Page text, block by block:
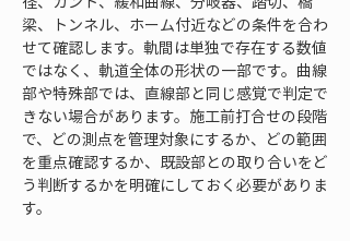
梁、トンネル、ホーム付近などの条件を合わ
せて確認します。軌間は単独で存在する数値
ではなく、軌道全体の形状の一部です。曲線
部や特殊部では、直線部と同じ感覚で判定で
きない場合があります。施工前打合せの段階
で、どの測点を管理対象にするか、どの範囲
を重点確認するか、既設部との取り合いをど
う判断するかを明確にしておく必要がありま
す。